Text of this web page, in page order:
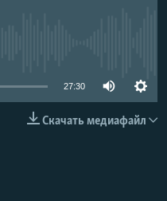
27:30
Скачать медиафайл